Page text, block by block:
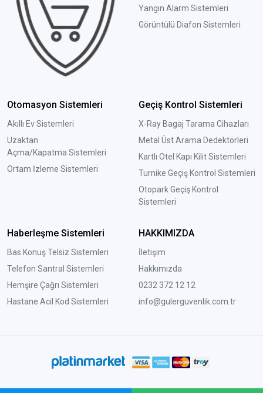
Yangın Alarm Sistemleri
Görüntülü Diafon Sistemleri
Otomasyon Sistemleri
Akıllı Ev Sistemleri
Uzaktan
Açma/Kapatma Sistemleri
Ortam İzleme Sistemleri
Geçiş Kontrol Sistemleri
X-Ray Bagaj Tarama Cihazları
Metal Üst Arama Dedektörleri
Kartlı Otel Kapı Kilit Sistemleri
Turnike Geçiş Kontrol Sistemleri
Otopark Geçiş Kontrol
Sistemleri
Haberleşme Sistemleri
Bas Konuş Telsiz Sistemleri
Telefon Santral Sistemleri
Hemşire Çağrı Sistemleri
Hastane Acil Kod Sistemleri
HAKKIMIZDA
İletişim
Hakkımızda
0232 372 12 12
info@gulerguvenlik.com.tr